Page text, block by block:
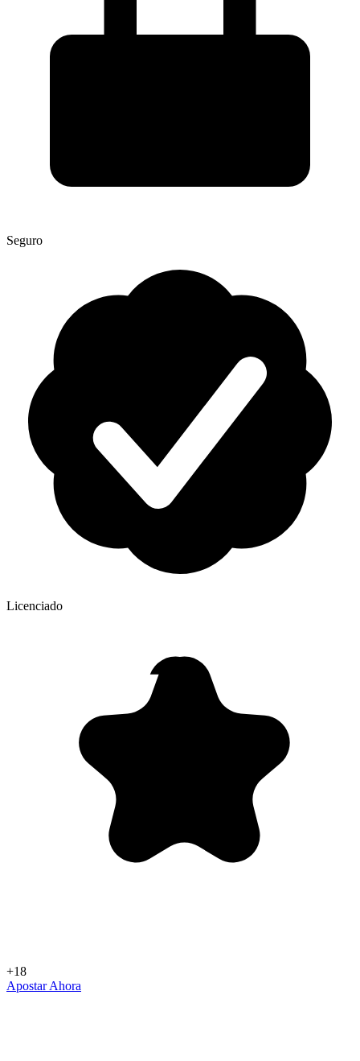
Seguro
Licenciado
+18
Apostar Ahora